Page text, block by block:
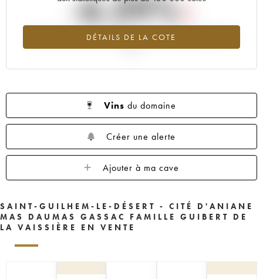
DÉTAILS DE LA COTE
-6.39%
Tendance à la baisse du millésime 1998 en 2026 par rapport à
Vins du domaine
Créer une alerte
Ajouter à ma cave
SAINT-GUILHEM-LE-DÉSERT - CITÉ D'ANIANE
MAS DAUMAS GASSAC FAMILLE GUIBERT DE
LA VAISSIÈRE EN VENTE